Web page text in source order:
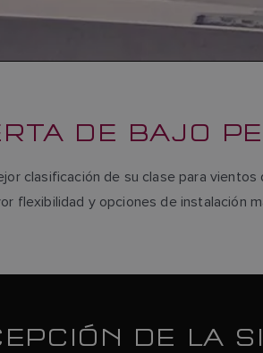
DE BAJO
clasificación de su clase para
flexibilidad y opciones de instalación
DE LA